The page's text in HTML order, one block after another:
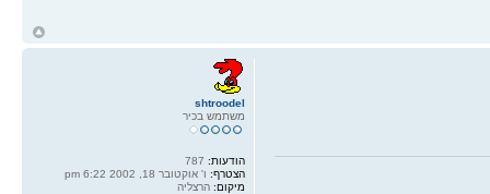
shtroodel
משתמש בכיר
הודעות:
הצטרף: ו' אוקטובר 18, 2002 6:22 pm
מיקום: הרצליה